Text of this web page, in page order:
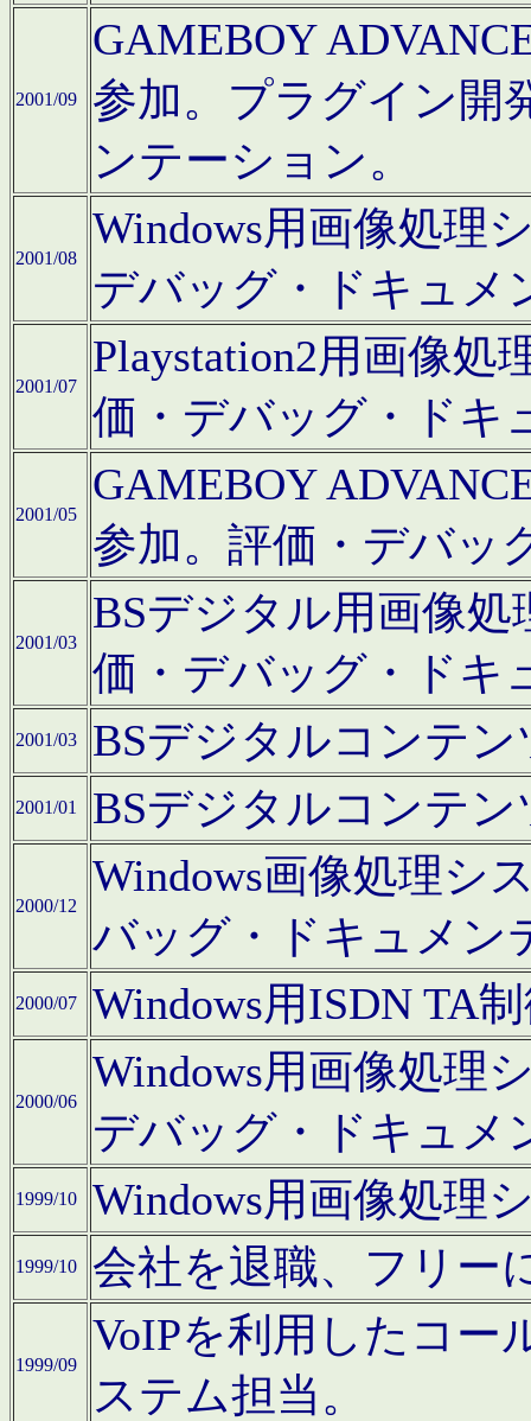
2001/09
GAMEBOY
参加。プラグイン開
ンテーション。
2001/08
Windows用画像処理
デバッグ・ドキュメ
2001/07
Playstation2用画像
価・デバッグ・ドキ
2001/05
GAMEBOY
参加。評価・デバッ
2001/03
BSデジタル用画像
価・デバッグ・ドキ
2001/03 BSデジタルコンテ
2001/01 BSデジタルコンテ
2000/12
Windows画像処理シ
バッグ・ドキュメン
2000/07 Windows用ISDN TA
2000/06
Windows用画像処理
デバッグ・ドキュメ
1999/10 Windows用画像処理
1999/10 会社を退職、フリー
1999/09
VoIPを利用したコー
ステム担当。